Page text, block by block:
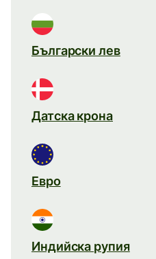
Български лев
Датска крона
Евро
Индийска рупия